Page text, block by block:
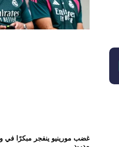
غضب مورينيو ينفجر مبكرًا في